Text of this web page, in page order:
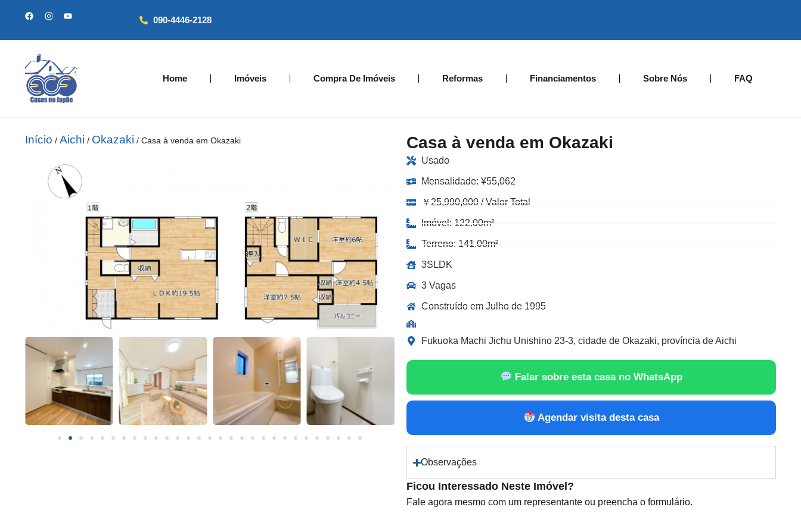
090-4446-2128
Home Imóveis Compra De Imóveis Reformas Financiamentos Sobre Nós FAQ
Início / Aichi / Okazaki / Casa à venda em Okazaki Casa à venda em Okazaki
Usado
Mensalidade: ¥55,062
￥25,990,000 / Valor Total
Imóvel: 122.00m²
Terreno: 141.00m²
3SLDK
3 Vagas
Construído em Julho de 1995
Fukuoka Machi Jichu Unishino 23-3, cidade de Okazaki, província de Aichi
Falar sobre esta casa no WhatsApp
Agendar visita desta casa
Observações
Ficou Interessado Neste Imóvel?
Fale agora mesmo com um representante ou preencha o formulário.